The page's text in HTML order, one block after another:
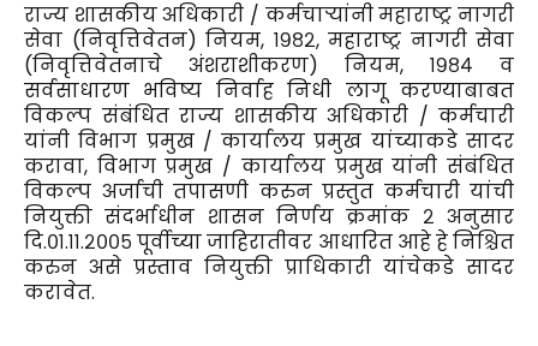
राज्य शासकीय अधिकारी / कर्मचाऱ्यांनी महाराष्ट्र नागरी
सेवा (निवृत्तिवेतन) नियम, १९८२, महाराष्ट्र नागरी सेवा
(निवृत्तिवेतनाचे अंशराशीकरण) नियम, १९८४ व
सर्वसाधारण भविष्य निर्वाह निधी लागू करण्याबाबत
विकल्प संबंधित राज्य शासकीय अधिकारी / कर्मचारी
यांनी विभाग प्रमुख / कार्यालय प्रमुख यांच्याकडे सादर
करावा, विभाग प्रमुख / कार्यालय प्रमुख यांनी संबंधित
विकल्प अर्जाची तपासणी करुन प्रस्तुत कर्मचारी यांची
नियुक्ती संदर्भाधीन शासन निर्णय क्रमांक २ अनुसार
दि.०१.११.२००५ पूर्वीच्या जाहिरातीवर आधारित आहे हे निश्चित
करुन असे प्रस्ताव नियुक्ती प्राधिकारी यांचेकडे सादर
करावेत.